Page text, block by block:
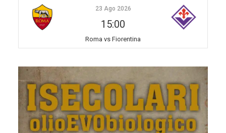
23 Ago 2026
15:00
Roma vs Fiorentina